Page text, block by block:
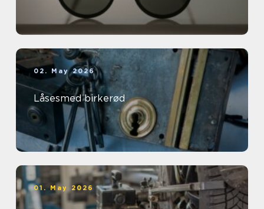
02. May 2026
Låsesmed birkerød
01. May 2026